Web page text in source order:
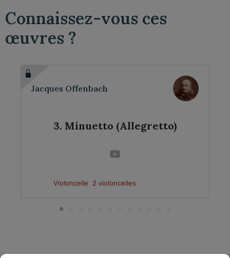
Connaissez-vous ces
œuvres ?
Jacques Offenbach
3. Minuetto (Allegretto)
Violoncelle 2 violoncelles